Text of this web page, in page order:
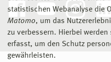
statistischen Webanalyse die
Matomo, um das
zu verbessern. Hierbei
erfasst, um den Schutz
gewährleisten.